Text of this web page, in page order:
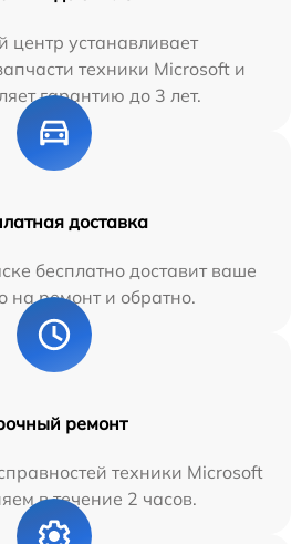
центр устанавливает
техники Microsoft и
гарантию до 3 лет.
доставка
бесплатно доставит ваше
на ремонт и обратно.
ремонт
техники Microsoft
в течение 2 часов.